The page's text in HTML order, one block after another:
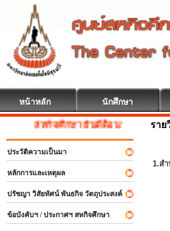
หน้าหลัก นักศึกษา
สหกิจศึกษา ยินดีต้อนรับ
ประวัติความเป็นมา
หลักการและเหตุผล
ปรัชญา วิสัยทัศน์ พันธกิจ วัตถุประสงค์
ข้อบังคับฯ / ประกาศฯ สหกิจศึกษา
ราย
1.ส